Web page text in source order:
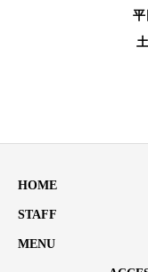
HOME
STAFF
MENU